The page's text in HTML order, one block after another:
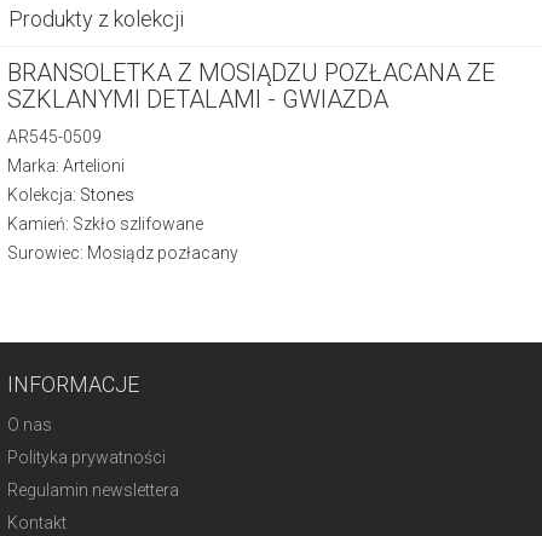
Produkty z kolekcji
BRANSOLETKA Z MOSIĄDZU POZŁACANA ZE
SZKLANYMI DETALAMI - GWIAZDA
AR545-0509
Marka: Artelioni
Kolekcja: Stones
Kamień: Szkło szlifowane
Surowiec: Mosiądz pozłacany
INFORMACJE
O nas
Polityka prywatności
Regulamin newslettera
Kontakt